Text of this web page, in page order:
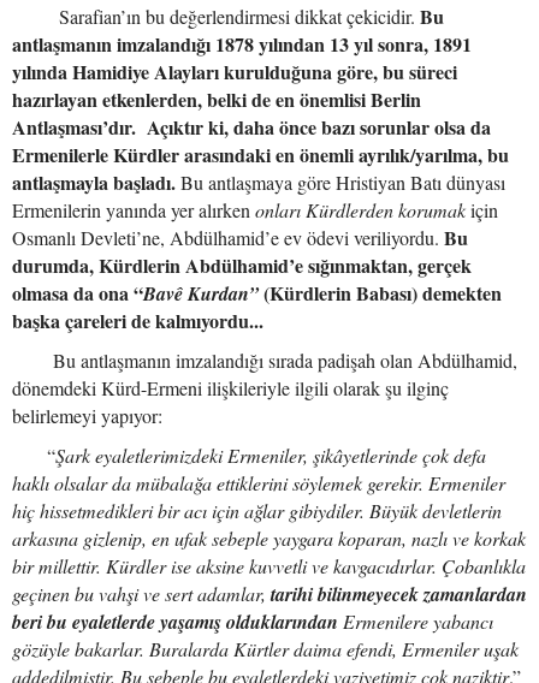
Sarafian’ın bu değerlendirmesi dikkat çekicidir. Bu
antlaşmanın imzalandığı 1878 yılından 13 yıl sonra, 1891
yılında Hamidiye Alayları kurulduğuna göre, bu süreci
hazırlayan etkenlerden, belki de en önemlisi Berlin
Antlaşması’dır. Açıktır ki, daha önce bazı sorunlar olsa da
Ermenilerle Kürdler arasındaki en önemli ayrılık/yarılma, bu
antlaşmayla başladı.Bu antlaşmaya göre Hristiyan Batı dünyası
Ermenilerin yanında yer alırken onları Kürdlerden korumakiçin
Osmanlı Devleti’ne, Abdülhamid’e ev ödevi veriliyordu. Bu
durumda, Kürdlerin Abdülhamid’e sığınmaktan, gerçek
olmasa da ona “Bavê Kurdan”(Kürdlerin Babası) demekten
başka çareleri de kalmıyordu...
Bu antlaşmanın imzalandığı sırada padişah olan Abdülhamid,
dönemdeki Kürd-Ermeni ilişkileriyle ilgili olarak şu ilginç
belirlemeyi yapıyor:
“Şark eyaletlerimizdeki Ermeniler, şikâyetlerinde çok defa
haklı olsalar da mübalağa ettiklerini söylemek gerekir. Ermeniler
hiç hissetmedikleri bir acı için ağlar gibiydiler. Büyük devletlerin
arkasına gizlenip, en ufak sebeple yaygara koparan, nazlı ve korkak
bir millettir. Kürdler ise aksine kuvvetli ve kavgacıdırlar. Çobanlıkla
geçinen bu vahşi ve sert adamlar, tarihi bilinmeyecek zamanlardan
beri bu eyaletlerde yaşamış olduklarından Ermenilere yabancı
gözüyle bakarlar. Buralarda Kürtler daima efendi, Ermeniler uşak
addedilmiştir. Bu sebeple bu eyaletlerdeki vaziyetimiz çok naziktir.”